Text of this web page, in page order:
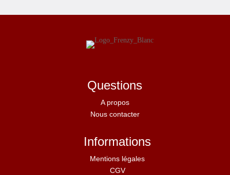
Questions
A propos
Nous contacter
Informations
Mentions légales
CGV